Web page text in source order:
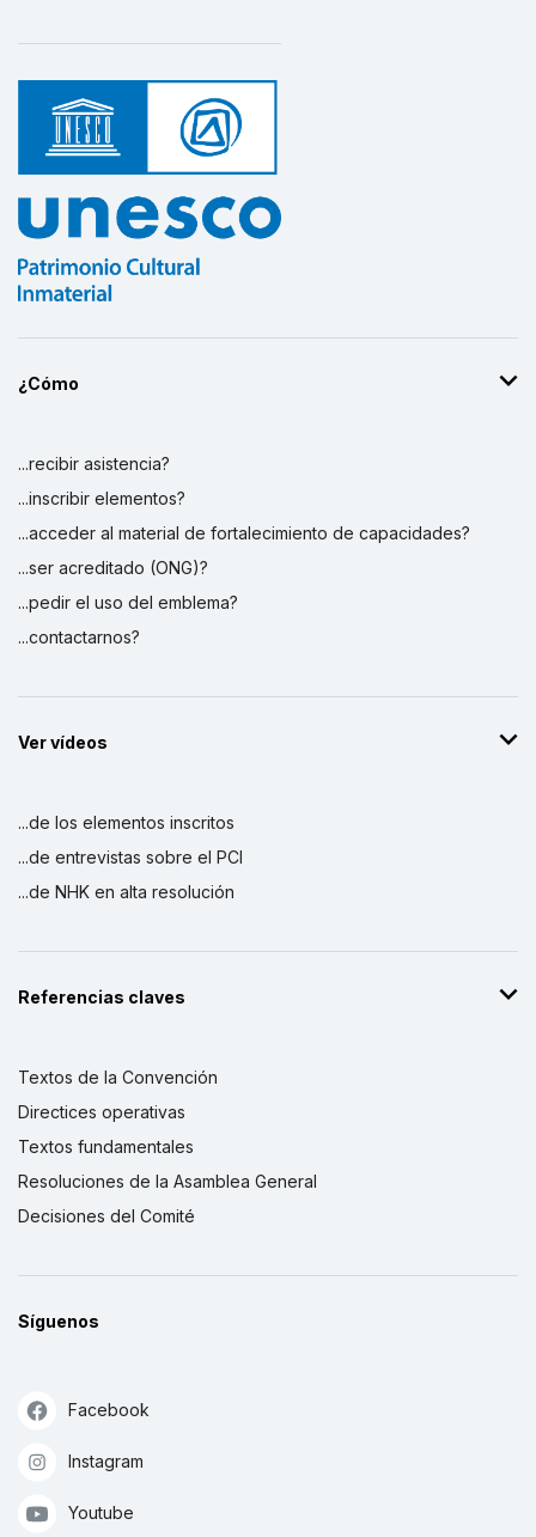
¿Cómo
...recibir asistencia?
...inscribir elementos?
...acceder al material de fortalecimiento de capacidades?
...ser acreditado (ONG)?
...pedir el uso del emblema?
...contactarnos?
Ver vídeos
...de los elementos inscritos
...de entrevistas sobre el PCI
...de NHK en alta resolución
Referencias claves
Textos de la Convención
Directices operativas
Textos fundamentales
Resoluciones de la Asamblea General
Decisiones del Comité
Síguenos
Facebook
Instagram
Youtube